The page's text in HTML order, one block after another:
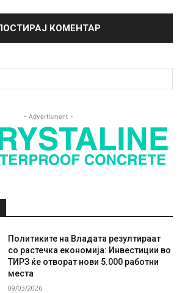
- Advertisment -
Политиките на Владата резултираат
со растечка економија: Инвестиции во
ТИРЗ ќе отворат нови 5.000 работни
места
09/03/2026